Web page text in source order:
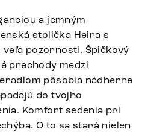
a jemným
stolička Heira s
pozornosti. Špičkový
prechody medzi
pôsobia nádherne
do tvojho
Komfort sedenia pri
O to sa stará nielen